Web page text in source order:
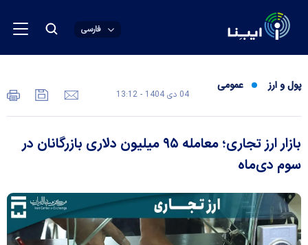
فارسی
پول و ارز عمومی
04 دی 1404 - 13:12
بازار ارز تجاری؛ معامله ۹۵ میلیون دلاری بازرگانان در
سوم دی‌ماه